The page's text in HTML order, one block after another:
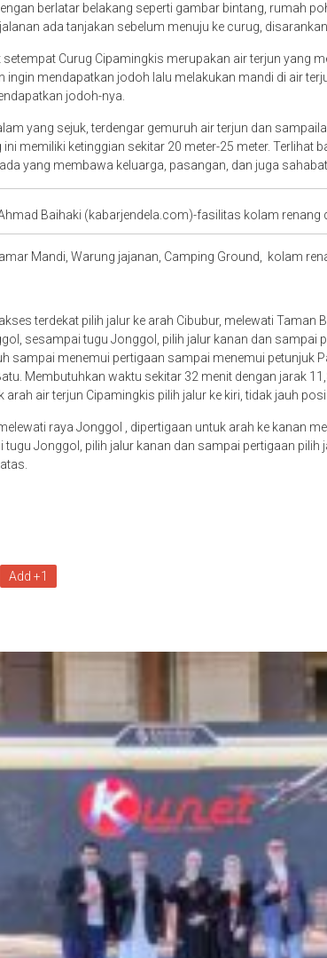
berlatar belakang seperti gambar bintang, rumah
ada tanjakan sebelum menuju ke curug,
Curug Cipamingkis merupakan air terjun yang
ingin mendapatkan jodoh lalu melakukan mandi di air
jodoh-nya.
yang sejuk, terdengar gemuruh air terjun dan
ini memiliki ketinggian sekitar 20 meter-25 meter. Terlihat
yang membawa keluarga, pasangan, dan juga
Baihaki (kabarjendela.com)-fasilitas kolam renang
Mandi, Warung jajanan, Camping Ground, kolam
terdekat pilih jalur ke arah Cibubur, melewati Taman
sesampai tugu Jonggol, pilih jalur kanan dan sampai
sampai menemui pertigaan sampai menemui petunjuk
Membutuhkan waktu sekitar 32 menit dengan jarak
arah air terjun Cipamingkis pilih jalur ke kiri, tidak jauh
raya Jonggol , dipertigaan untuk arah ke kanan
tugu Jonggol, pilih jalur kanan dan sampai pertigaan pilih
Add +1